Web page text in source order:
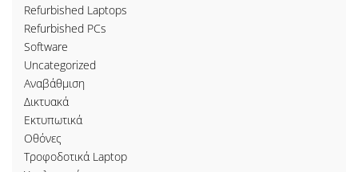
Refurbished Laptops
Refurbished PCs
Software
Uncategorized
Αναβάθμιση
Δικτυακά
Εκτυπωτικά
Οθόνες
Τροφοδοτικά Laptop